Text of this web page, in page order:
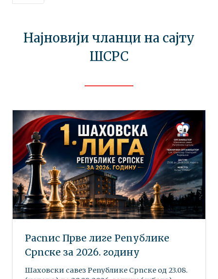
Најновији чланци на сајту
ШСРС
Распис Прве лиге Републике
Српске за 2026. годину
Шаховски савез Републике Српске oд 23.08.